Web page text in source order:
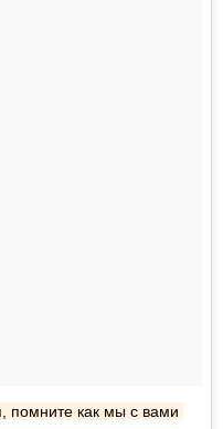
помните как мы с вами